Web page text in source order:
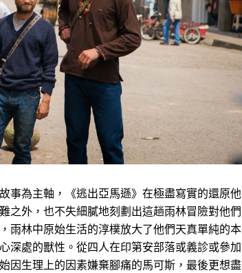
事為主軸，《逃出亞馬遜》在極盡寫實的還原他
之外，也不失細膩地刻劃出這趟雨林冒險對他們
雨林中原始生活的淳樸放大了他們天真單純的本
深處的獸性。從四人在印第安部落或義診或參加
因生理上的因素嫌棄腳痛的馬可斯，最後更想盡